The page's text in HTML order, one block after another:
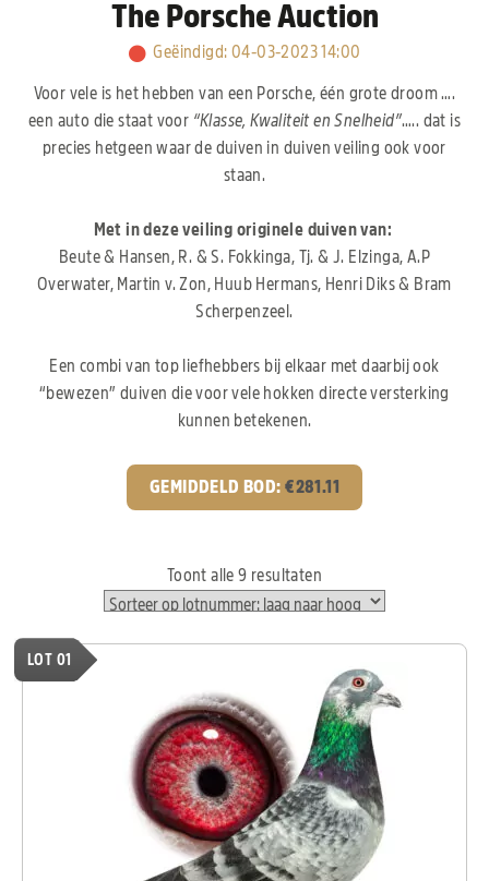
The Porsche Auction
Geëindigd: 04-03-2023 14:00
Voor vele is het hebben van een Porsche, één grote droom ….
een auto die staat voor “Klasse, Kwaliteit en Snelheid”….. dat is
precies hetgeen waar de duiven in duiven veiling ook voor
staan.
Met in deze veiling originele duiven van:
Beute & Hansen, R. & S. Fokkinga, Tj. & J. Elzinga, A.P
Overwater, Martin v. Zon, Huub Hermans, Henri Diks & Bram
Scherpenzeel.
Een combi van top liefhebbers bij elkaar met daarbij ook
“bewezen” duiven die voor vele hokken directe versterking
kunnen betekenen.
GEMIDDELD BOD:€281.11
Toont alle 9 resultaten
LOT 01